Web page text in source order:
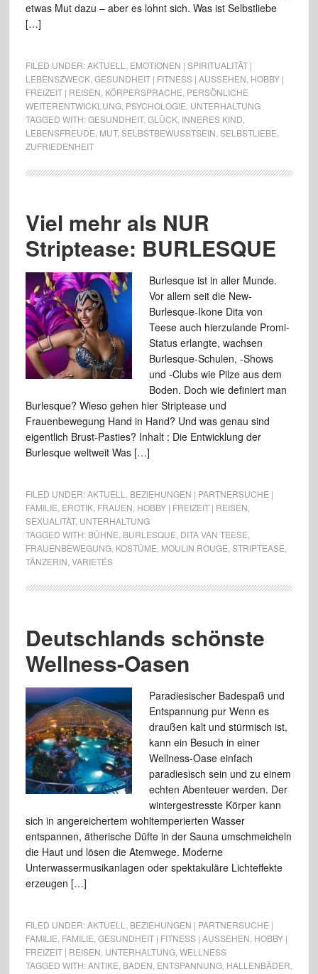
etwas Mut dazu – aber es lohnt sich. Was ist Selbstliebe
[…]
FILED UNDER:AKTUELL
EMOTIONEN | SPIRITUALITÄT |
LEBENSZWECK, GESUNDHEIT | FITNESS | AUSSEHEN HOBBY |
FREIZEIT | REISEN KÖRPERSPRACHE PERSÖNLICHE
WEITERENTWICKLUNG, PSYCHOLOGIE UNTERHALTUNG
TAGGED WITH:GESUNDHEIT, GLÜCK, INNERES KIND
LEBENSFREUDE MUT, SELBSTBEWUSSTSEIN SELBSTLIEBE
ZUFRIEDENHEIT
Viel mehr als NUR
Striptease: BURLESQUE
Burlesque ist in aller Munde.
Vor allem seit die New-
Burlesque-Ikone Dita von
Teese auch hierzulande Promi-
Status erlangte, wachsen
Burlesque-Schulen, -Shows
und -Clubs wie Pilze aus dem
Boden. Doch wie definiert man
Burlesque? Wieso gehen hier Striptease und
Frauenbewegung Hand in Hand? Und was genau sind
eigentlich Brust-Pasties? Inhalt : Die Entwicklung der
Burlesque weltweit Was […]
FILED UNDER:AKTUELL
BEZIEHUNGEN | PARTNERSUCHE |
FAMILIE EROTIK, FRAUEN HOBBY | FREIZEIT | REISEN
SEXUALITÄT, UNTERHALTUNG
TAGGED WITH: BÜHNE BURLESQUE DITA VAN TEESE
FRAUENBEWEGUNG, KOSTÜME MOULIN ROUGE STRIPTEASE
TÄNZERIN VARIETÉS
Deutschlands schönste
Wellness-Oasen
Paradiesischer Badespaß und
Entspannung pur Wenn es
draußen kalt und stürmisch ist,
kann ein Besuch in einer
Wellness-Oase einfach
paradiesisch sein und zu einem
echten Abenteuer werden. Der
wintergestresste Körper kann
sich in angereichertem wohltemperierten Wasser
entspannen, ätherische Düfte in der Sauna umschmeicheln
die Haut und lösen die Atemwege. Moderne
Unterwassermusikanlagen oder spektakuläre Lichteffekte
erzeugen […]
FILED UNDER:AKTUELL
BEZIEHUNGEN | PARTNERSUCHE |
FAMILIE FAMILIE GESUNDHEIT | FITNESS | AUSSEHEN HOBBY |
FREIZEIT | REISEN UNTERHALTUNG, WELLNESS
TAGGED WITH:ANTIKE BADEN ENTSPANNUNG, HALLENBÄDER